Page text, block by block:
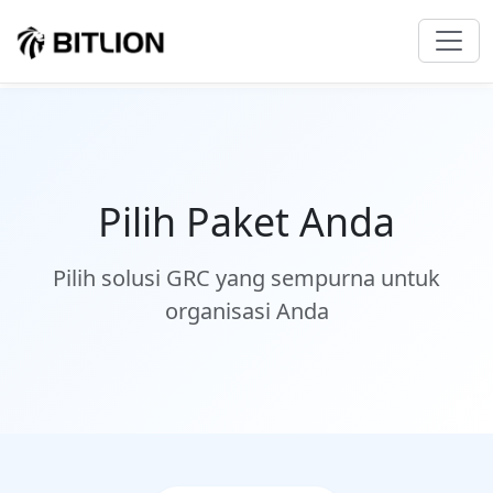
Pilih Paket Anda
Pilih solusi GRC yang sempurna untuk
organisasi Anda